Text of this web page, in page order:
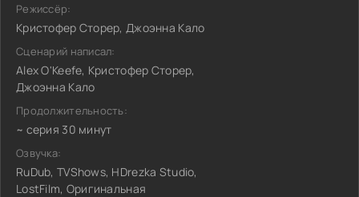
Режиссёр:
Кристофер Сторер, Джоэнна Кало
Сценарий написал:
Alex O'Keefe, Кристофер Сторер,
Джоэнна Кало
Продолжительность:
~ серия 30 минут
Озвучка:
RuDub, TVShows, HDrezka Studio,
LostFilm, Оригинальная